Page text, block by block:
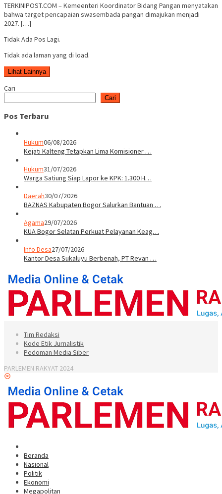
TERKINIPOST.COM – Kemeenteri Koordinator Bidang Pangan menyatakan
bahwa target pencapaian swasembada pangan dimajukan menjadi
2027. […]
Tidak Ada Pos Lagi.
Tidak ada laman yang di load.
Lihat Lainnya
Cari
Cari
Pos Terbaru
Hukum06/08/2026
Kejati Kalteng Tetapkan Lima Komisioner …
Hukum31/07/2026
Warga Satiung Siap Lapor ke KPK: 1.300 H…
Daerah30/07/2026
BAZNAS Kabupaten Bogor Salurkan Bantuan …
Agama29/07/2026
KUA Bogor Selatan Perkuat Pelayanan Keag…
Info Desa27/07/2026
Kantor Desa Sukaluyu Berbenah, PT Revan …
Tim Redaksi
Kode Etik Jurnalistik
Pedoman Media Siber
PARLEMEN RAKYAT 2024
Beranda
Nasional
Politik
Ekonomi
Megapolitan